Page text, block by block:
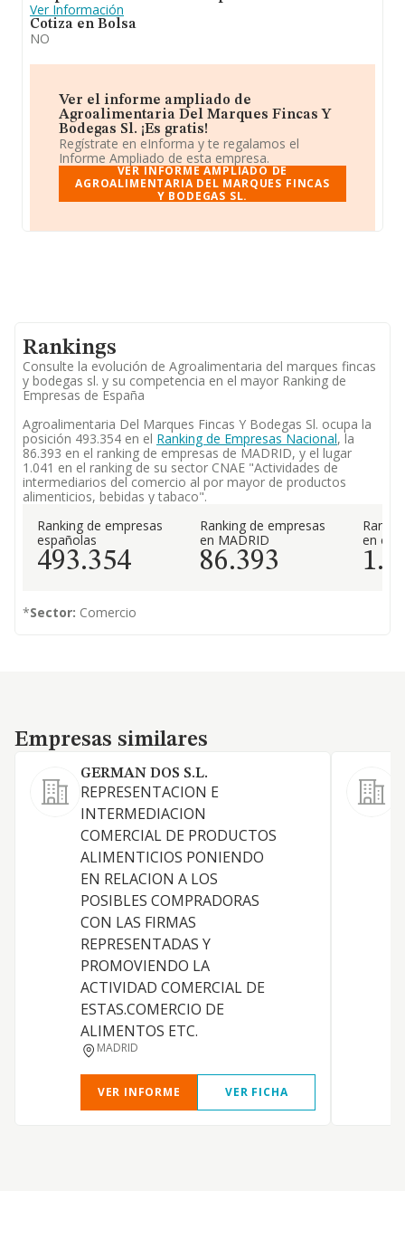
Ver Información
Cotiza en Bolsa
NO
Ver el informe ampliado de
Agroalimentaria Del Marques Fincas Y
Bodegas Sl. ¡Es gratis!
Regístrate en eInforma y te regalamos el
Informe Ampliado de esta empresa.
VER INFORME AMPLIADO DE
AGROALIMENTARIA DEL MARQUES FINCAS
Y BODEGAS SL.
Rankings
Consulte la evolución de Agroalimentaria del marques fincas
y bodegas sl. y su competencia en el mayor Ranking de
Empresas de España
Agroalimentaria Del Marques Fincas Y Bodegas Sl. ocupa la
posición 493.354 en el Ranking de Empresas Nacional, la
86.393 en el ranking de empresas de MADRID, y el lugar
1.041 en el ranking de su sector CNAE "Actividades de
intermediarios del comercio al por mayor de productos
alimenticios, bebidas y tabaco".
Ranking de empresas
españolas
493.354
Ranking de empresas
en MADRID
86.393
en el
*Sector: Comercio
Empresas similares
Empresas similares
GERMAN DOS S.L.
REPRESENTACION E
INTERMEDIACION
COMERCIAL DE PRODUCTOS
ALIMENTICIOS PONIENDO
EN RELACION A LOS
POSIBLES COMPRADORAS
CON LAS FIRMAS
REPRESENTADAS Y
PROMOVIENDO LA
ACTIVIDAD COMERCIAL DE
ESTAS.COMERCIO DE
ALIMENTOS ETC.
MADRID
VER INFORME VER FICHA